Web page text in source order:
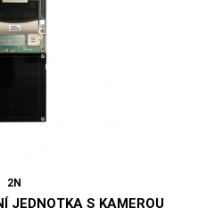
2N
JEDNOTKA S KAMEROU